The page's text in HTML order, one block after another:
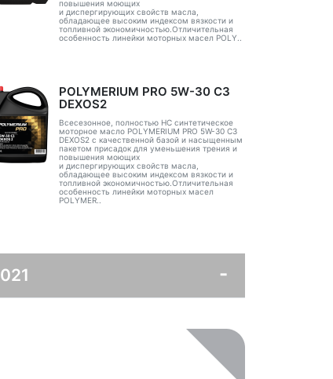
повышения моющих
и диспергирующих свойств масла,
обладающее высоким индексом вязкости и
топливной экономичностью.Отличительная
особенность линейки моторных масел POLY..
POLYMERIUM PRO 5W-30 C3
DEXOS2
Всесезонное, полностью HC синтетическое
моторное масло POLYMERIUM PRO 5W-30 C3
DEXOS2 с качественной базой и насыщенным
пакетом присадок для уменьшения трения и
повышения моющих
и диспергирующих свойств масла,
обладающее высоким индексом вязкости и
топливной экономичностью.Отличительная
особенность линейки моторных масел
POLYMER..